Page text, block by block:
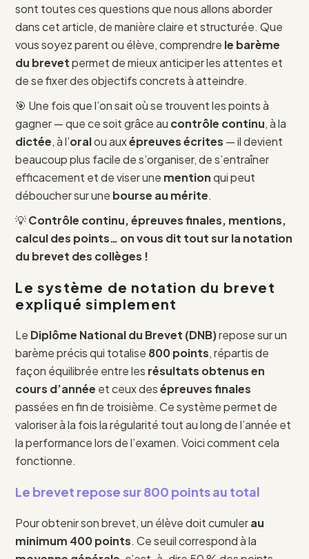
sont toutes ces questions que nous allons aborder
dans cet article, de manière claire et structurée. Que
vous soyez parent ou élève, comprendre le barème
du brevetpermet de mieux anticiper les attentes et
de se fixer des objectifs concrets à atteindre.
🎯 Une fois que l’on sait où se trouvent les points à
gagner — que ce soit grâce au contrôle continu, à la
dictée, à l’oralou auxépreuves écrites — il devient
beaucoup plus facile de s’organiser, de s’entraîner
efficacement et de viser une mentionqui peut
déboucher sur une bourse au mérite.
💡Contrôle continu, épreuves finales, mentions,
calcul des points… on vous dit tout sur la notation
du brevet des collèges !
Le système de notation du brevet
expliqué simplement
Le Diplôme National du Brevet (DNB)repose sur un
barème précis qui totalise 800 points, répartis de
façon équilibrée entre les résultats obtenus en
cours d’année et ceux desépreuves finales
passées en fin de troisième. Ce système permet de
valoriser à la fois la régularité tout au long de l’année et
la performance lors de l’examen. Voici comment cela
fonctionne.
Le brevet repose sur800 points au total
Pour obtenir son brevet, un élève doit cumulerau
minimum 400 points. Ce seuil correspond à la